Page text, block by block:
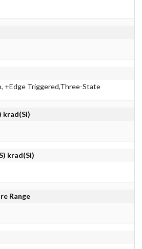
+Edge Triggered,Three-State
krad(Si)
krad(Si)
Range